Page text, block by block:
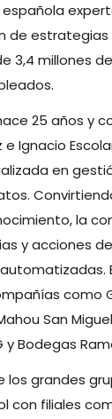
de
3,4 millones
25 años y
Ignacio
en
la
y acciones
como
San
y Bodegas
los grandes
con filiales